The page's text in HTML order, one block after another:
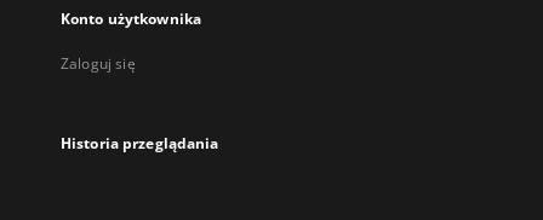
Konto użytkownika
Zaloguj się
Historia przeglądania